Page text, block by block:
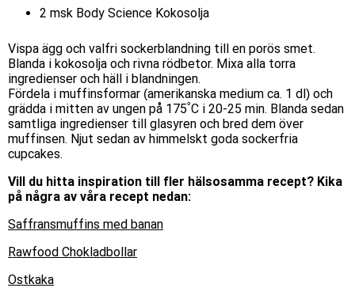
2 msk Body Science Kokosolja
Vispa ägg och valfri sockerblandning till en porös smet.
Blanda i kokosolja och rivna rödbetor. Mixa alla torra
ingredienser och häll i blandningen.
Fördela i muffinsformar (amerikanska medium ca. 1 dl) och
grädda i mitten av ungen på 175˚C i 20-25 min. Blanda sedan
samtliga ingredienser till glasyren och bred dem över
muffinsen. Njut sedan av himmelskt goda sockerfria
cupcakes.
Vill du hitta inspiration till fler hälsosamma recept? Kika
på några av våra recept nedan:
Saffransmuffins med banan
Rawfood Chokladbollar
Ostkaka